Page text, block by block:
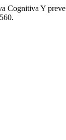
Cognitiva Y